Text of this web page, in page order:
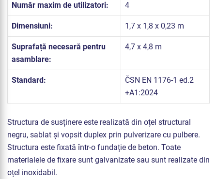
Număr maxim de utilizatori: 4
Dimensiuni: 1,7 x 1,8 x 0,23 m
Suprafață necesară pentru
asamblare:
4,7 x 4,8 m
Standard:
ČSN EN 1176-1 ed.2
+A1:2024
Structura de susținere este realizată din oțel structural
negru, sablat și vopsit duplex prin pulverizare cu pulbere.
Structura este fixată într-o fundație de beton. Toate
materialele de fixare sunt galvanizate sau sunt realizate din
oțel inoxidabil.